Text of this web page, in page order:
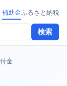
検索
補助金ふるさと納税
金